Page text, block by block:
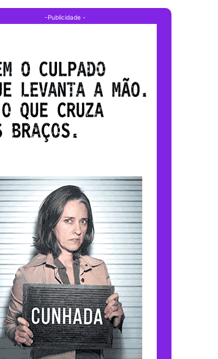
-Publicidade -